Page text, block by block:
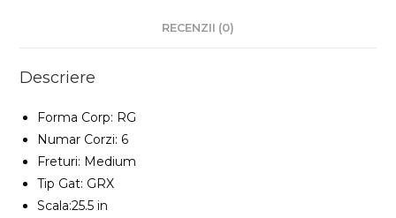
RECENZII (0)
Descriere
Forma Corp: RG
Numar Corzi: 6
Freturi: Medium
Tip Gat: GRX
Scala:25.5 in